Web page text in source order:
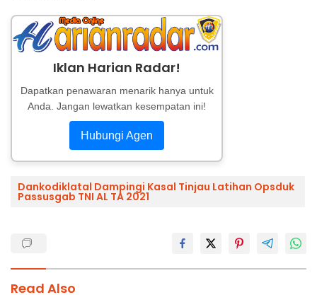
Iklan Harian Radar!
Dapatkan penawaran menarik hanya untuk
Anda. Jangan lewatkan kesempatan ini!
Hubungi Agen
Dankodiklatal Dampingi Kasal Tinjau Latihan Opsduk
Passusgab TNI AL TA 2021
Read Also